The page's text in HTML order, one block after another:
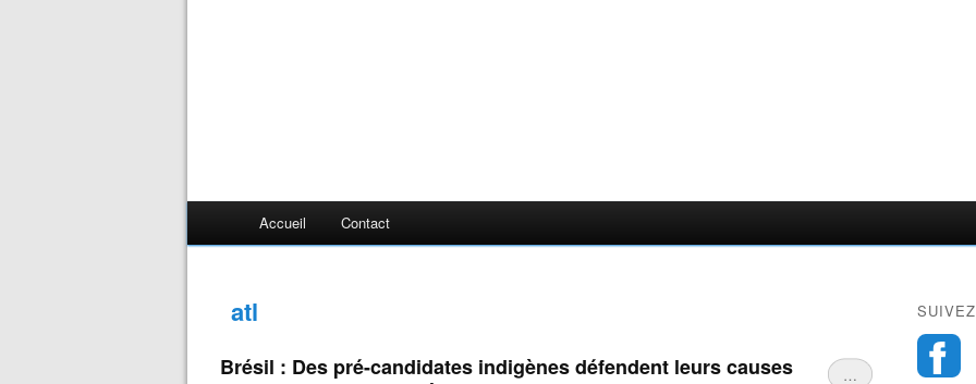
Accueil Contact
atl
…
Brésil : Des pré-candidates indigènes défendent leurs causes